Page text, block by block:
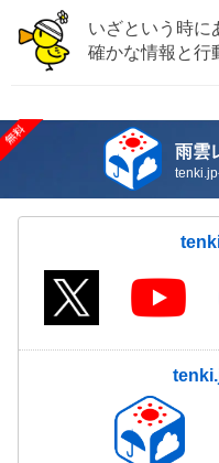
いざという時に
確かな情報と行
雨雲